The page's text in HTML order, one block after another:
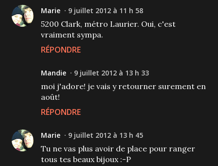
Marie 9 juillet 2012 à 11 h 58
5200 Clark, métro Laurier. Oui, c'est
vraiment sympa.
RÉPONDRE
Mandie 9 juillet 2012 à 13 h 33
moi j'adore! je vais y retourner surement en
août!
RÉPONDRE
Marie 9 juillet 2012 à 13 h 45
Tu ne vas plus avoir de place pour ranger
tous tes beaux bijoux :-P